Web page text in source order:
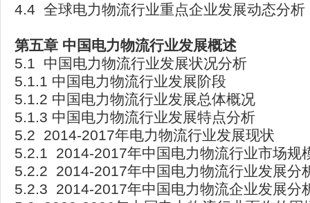
4.4 全球电力物流行业重点企业发展动态分析
第五章 中国电力物流行业发展概述
5.1 中国电力物流行业发展状况分析
5.1.1 中国电力物流行业发展阶段
5.1.2 中国电力物流行业发展总体概况
5.1.3 中国电力物流行业发展特点分析
5.2 2014-2017年电力物流行业发展现状
5.2.1 2014-2017年中国电力物流行业市场规
5.2.2 2014-2017年中国电力物流行业发展分
5.2.3 2014-2017年中国电力物流企业发展分